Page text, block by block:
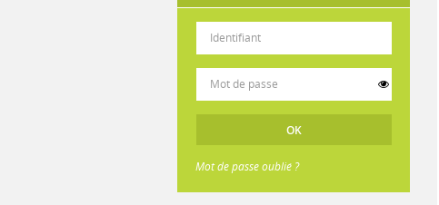
Mot de passe oublié ?